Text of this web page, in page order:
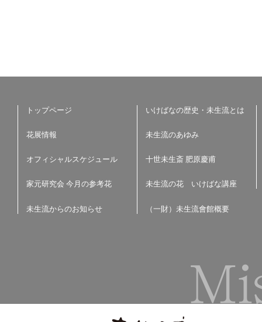
トップページ
花展情報
オフィシャルスケジュール
家元研究会 今月の参考花
未生流からのお知らせ
いけばなの歴史・未生流とは
未生流のあゆみ
十世未生斎 肥原慶甫
未生流の花 いけばな講座
（一財）未生流會館概要